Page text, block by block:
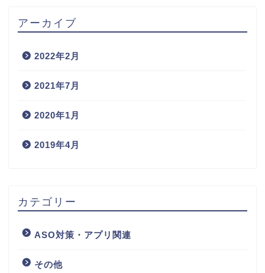
アーカイブ
2022年2月
2021年7月
2020年1月
2019年4月
カテゴリー
ASO対策・アプリ関連
その他